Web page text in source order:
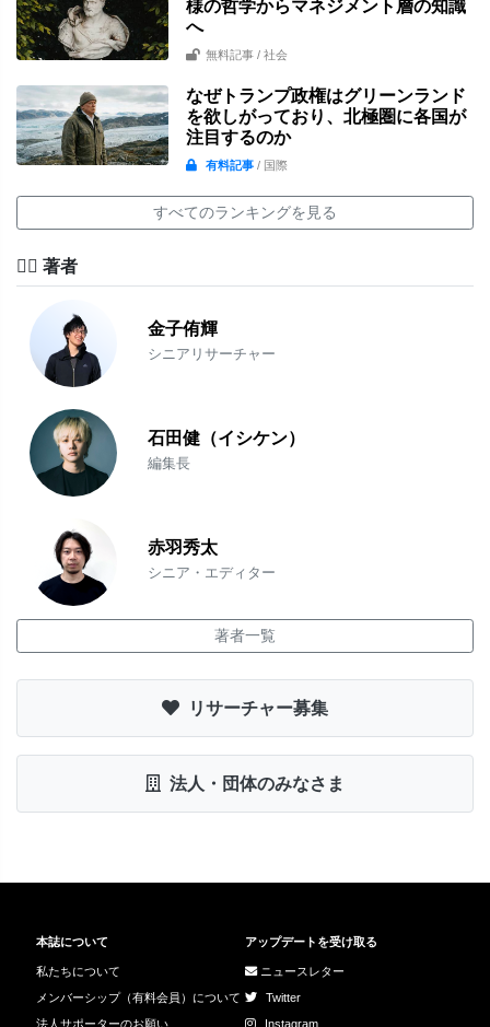
様の哲学からマネジメント層の知識
へ
無料記事 / 社会
なぜトランプ政権はグリーンランド
を欲しがっており、北極圏に各国が
注目するのか
有料記事/ 国際
すべてのランキングを見る
✍🏻 著者
金子侑輝
シニアリサーチャー
石田健（イシケン）
編集長
赤羽秀太
シニア・エディター
著者一覧
リサーチャー募集
法人・団体のみなさま
本誌について
私たちについて
メンバーシップ（有料会員）について
法人サポーターのお願い
アップデートを受け取る
ニュースレター
Twitter
Instagram